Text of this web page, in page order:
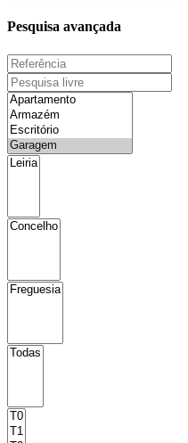
Pesquisa avançada